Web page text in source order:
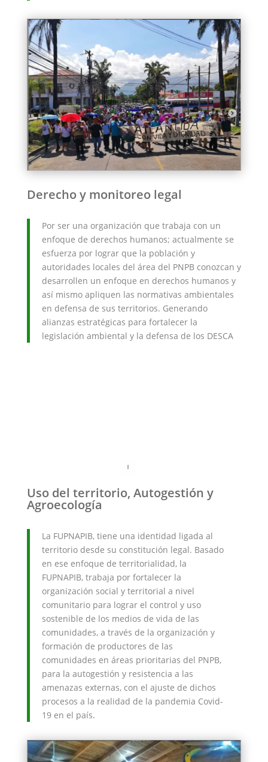
Derecho y monitoreo legal
Por ser una organización que trabaja con un
enfoque de derechos humanos; actualmente se
esfuerza por lograr que la población y
autoridades locales del área del PNPB conozcan y
desarrollen un enfoque en derechos humanos y
así mismo apliquen las normativas ambientales
en defensa de sus territorios. Generando
alianzas estratégicas para fortalecer la
legislación ambiental y la defensa de los DESCA
Uso del territorio, Autogestión y
Agroecología
La FUPNAPIB, tiene una identidad ligada al
territorio desde su constitución legal. Basado
en ese enfoque de territorialidad, la
FUPNAPIB, trabaja por fortalecer la
organización social y territorial a nivel
comunitario para lograr el control y uso
sostenible de los medios de vida de las
comunidades, a través de la organización y
formación de productores de las
comunidades en áreas prioritarias del PNPB,
para la autogestión y resistencia a las
amenazas externas, con el ajuste de dichos
procesos a la realidad de la pandemia Covid-
19 en el país.